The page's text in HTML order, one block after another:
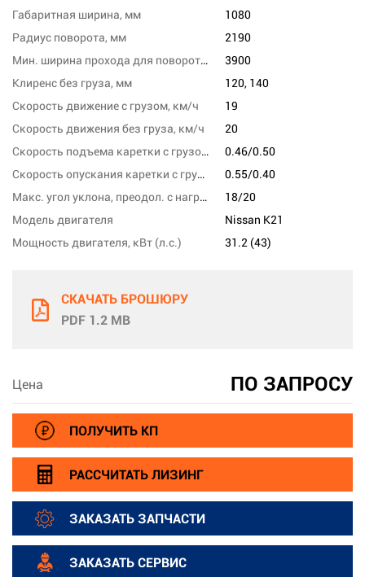
Габаритная ширина, мм
1080
Радиус поворота, мм
2190
Мин. ширина прохода для поворота, мм
3900
Клиренс без груза, мм
120, 140
Скорость движение с грузом, км/ч
19
Скорость движения без груза, км/ч
20
Скорость подъема каретки с грузом/без груза, м/с
0.46/0.50
Скорость опускания каретки с грузом/без груза,м/сек
0.55/0.40
Макс. угол уклона, преодол. с нагрузкой, %
18/20
Модель двигателя
Nissan K21
Мощность двигателя, кВт (л.с.)
31.2 (43)
СКАЧАТЬ БРОШЮРУ
PDF 1.2 MB
Цена ПО ЗАПРОСУ
ПОЛУЧИТЬ КП
РАССЧИТАТЬ ЛИЗИНГ
ЗАКАЗАТЬ ЗАПЧАСТИ
ЗАКАЗАТЬ СЕРВИС